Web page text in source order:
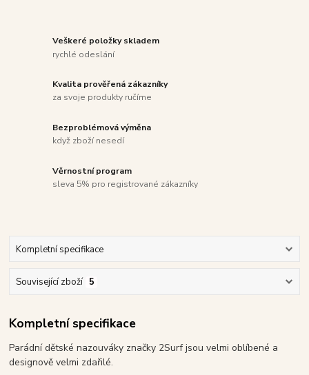
Veškeré položky skladem
rychlé odeslání
Kvalita prověřená zákazníky
za svoje produkty ručíme
Bezproblémová výměna
když zboží nesedí
Věrnostní program
sleva 5% pro registrované zákazníky
Kompletní specifikace
Související zboží 5
Kompletní specifikace
Parádní dětské nazouváky značky 2Surf jsou velmi oblíbené a
designově velmi zdařilé.